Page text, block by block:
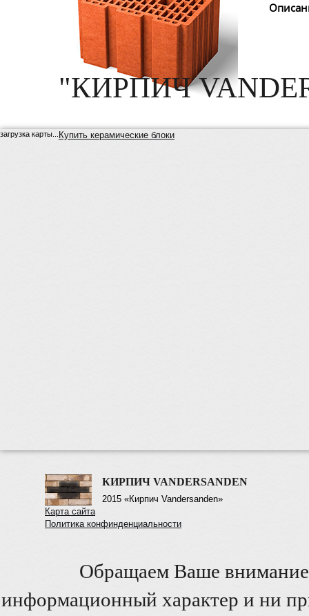
Купить керамические блоки
"КИРПИЧ
загрузка карты...
КИРПИЧ VANDERSANDEN
2015 «Кирпич Vandersanden»
Карта сайта
Политика конфинденциальности
Обращаем Ваше внимание
информационный характер и ни